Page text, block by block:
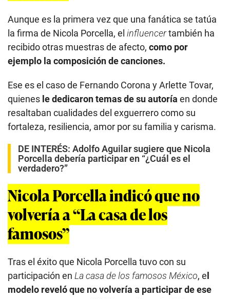
Aunque es la primera vez que una fanática se tatúa
la firma de Nicola Porcella, el influencertambién ha
recibido otras muestras de afecto, como por
ejemplo la composición de canciones.
Ese es el caso de Fernando Corona y Arlette Tovar,
quienes le dedicaron temas de su autoría en donde
resaltaban cualidades del exguerrero como su
fortaleza, resiliencia, amor por su familia y carisma.
DE INTERÉS: Adolfo Aguilar sugiere que Nicola
Porcella debería participar en “¿Cuál es el
verdadero?”
Nicola Porcella indicó que no
volvería a “La casa de los
famosos”
Tras el éxito que Nicola Porcella tuvo con su
participación en La casa de los famosos México, el
modelo reveló que no volvería a participar de ese